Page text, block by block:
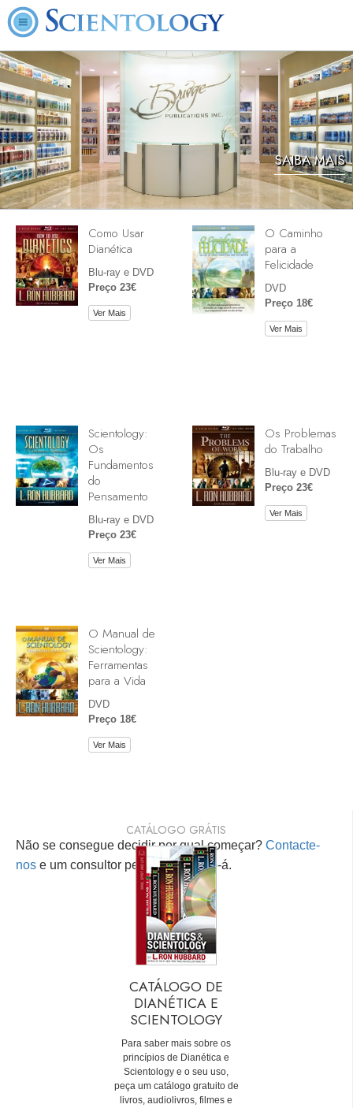
SAIBA MAIS
Como Usar
Dianética
Blu-ray e DVD
Preço 23€
Ver Mais
O Caminho
para a
Felicidade
DVD
Preço 18€
Ver Mais
Scientology:
Os
Fundamentos
do
Pensamento
Blu-ray e DVD
Preço 23€
Ver Mais
Os Problemas
do Trabalho
Blu-ray e DVD
Preço 23€
Ver Mais
O Manual de
Scientology:
Ferramentas
para a Vida
DVD
Preço 18€
Ver Mais
Não se consegue decidir por qual começar? Contacte-
nos e um consultor pessoal ajudá-lo-á.
CATÁLOGO GRÁTIS
CATÁLOGO DE
DIANÉTICA E
SCIENTOLOGY
Para saber mais sobre os
princípios de Dianética e
Scientology e o seu uso,
peça um catálogo gratuito de
livros, audiolivros, filmes e